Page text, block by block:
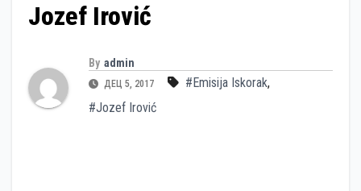
Jozef Irović
By admin
ДЕЦ 5, 2017 #Emisija Iskorak,
#Jozef Irović